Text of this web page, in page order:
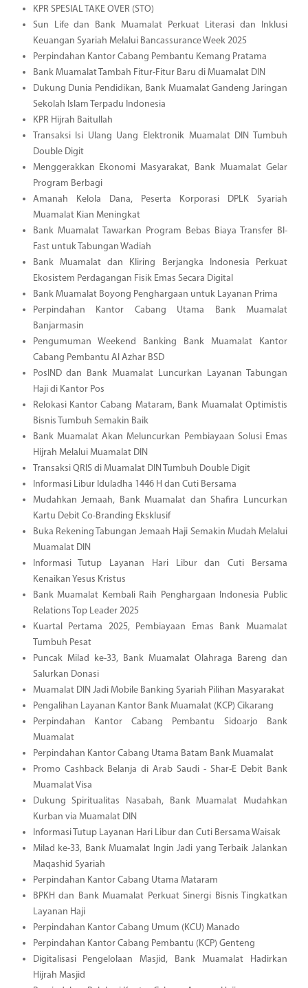
KPR SPESIAL TAKE OVER (STO)
Sun Life dan Bank Muamalat Perkuat Literasi dan Inklusi
Keuangan Syariah Melalui Bancassurance Week 2025
Perpindahan Kantor Cabang Pembantu Kemang Pratama
Bank Muamalat Tambah Fitur-Fitur Baru di Muamalat DIN
Dukung Dunia Pendidikan, Bank Muamalat Gandeng Jaringan
Sekolah Islam Terpadu Indonesia
KPR Hijrah Baitullah
Transaksi Isi Ulang Uang Elektronik Muamalat DIN Tumbuh
Double Digit
Menggerakkan Ekonomi Masyarakat, Bank Muamalat Gelar
Program Berbagi
Amanah Kelola Dana, Peserta Korporasi DPLK Syariah
Muamalat Kian Meningkat
Bank Muamalat Tawarkan Program Bebas Biaya Transfer BI-
Fast untuk Tabungan Wadiah
Bank Muamalat dan Kliring Berjangka Indonesia Perkuat
Ekosistem Perdagangan Fisik Emas Secara Digital
Bank Muamalat Boyong Penghargaan untuk Layanan Prima
Perpindahan Kantor Cabang Utama Bank Muamalat
Banjarmasin
Pengumuman Weekend Banking Bank Muamalat Kantor
Cabang Pembantu Al Azhar BSD
PosIND dan Bank Muamalat Luncurkan Layanan Tabungan
Haji di Kantor Pos
Relokasi Kantor Cabang Mataram, Bank Muamalat Optimistis
Bisnis Tumbuh Semakin Baik
Bank Muamalat Akan Meluncurkan Pembiayaan Solusi Emas
Hijrah Melalui Muamalat DIN
Transaksi QRIS di Muamalat DIN Tumbuh Double Digit
Informasi Libur Iduladha 1446 H dan Cuti Bersama
Mudahkan Jemaah, Bank Muamalat dan Shafira Luncurkan
Kartu Debit Co-Branding Eksklusif
Buka Rekening Tabungan Jemaah Haji Semakin Mudah Melalui
Muamalat DIN
Informasi Tutup Layanan Hari Libur dan Cuti Bersama
Kenaikan Yesus Kristus
Bank Muamalat Kembali Raih Penghargaan Indonesia Public
Relations Top Leader 2025
Kuartal Pertama 2025, Pembiayaan Emas Bank Muamalat
Tumbuh Pesat
Puncak Milad ke-33, Bank Muamalat Olahraga Bareng dan
Salurkan Donasi
Muamalat DIN Jadi Mobile Banking Syariah Pilihan Masyarakat
Pengalihan Layanan Kantor Bank Muamalat (KCP) Cikarang
Perpindahan Kantor Cabang Pembantu Sidoarjo Bank
Muamalat
Perpindahan Kantor Cabang Utama Batam Bank Muamalat
Promo Cashback Belanja di Arab Saudi - Shar-E Debit Bank
Muamalat Visa
Dukung Spiritualitas Nasabah, Bank Muamalat Mudahkan
Kurban via Muamalat DIN
Informasi Tutup Layanan Hari Libur dan Cuti Bersama Waisak
Milad ke-33, Bank Muamalat Ingin Jadi yang Terbaik Jalankan
Maqashid Syariah
Perpindahan Kantor Cabang Utama Mataram
BPKH dan Bank Muamalat Perkuat Sinergi Bisnis Tingkatkan
Layanan Haji
Perpindahan Kantor Cabang Umum (KCU) Manado
Perpindahan Kantor Cabang Pembantu (KCP) Genteng
Digitalisasi Pengelolaan Masjid, Bank Muamalat Hadirkan
Hijrah Masjid